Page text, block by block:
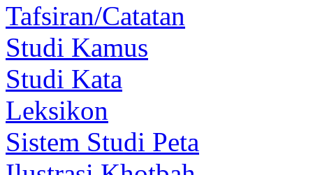
Tafsiran/Catatan
Studi Kamus
Studi Kata
Leksikon
Sistem Studi Peta